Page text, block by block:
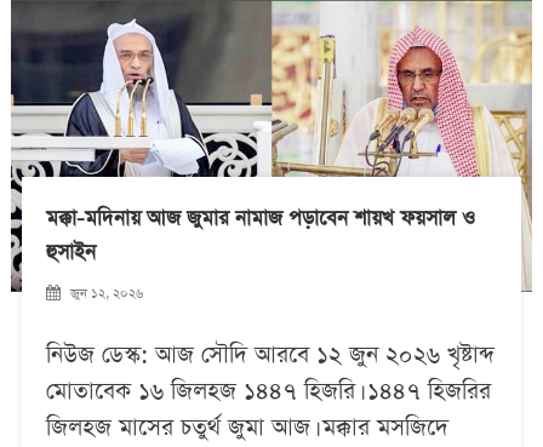
মক্কা-মদিনায় আজ জুমার নামাজ পড়াবেন শায়খ ফয়সাল ও
হুসাইন
জুন ১২, ২০২৬
নিউজ ডেস্ক: আজ সৌদি আরবে ১২ জুন ২০২৬ খৃষ্টাব্দ
মোতাবেক ১৬ জিলহজ ১৪৪৭ হিজরি। ১৪৪৭ হিজরির
জিলহজ মাসের চতুর্থ জুমা আজ। মক্কার মসজিদে